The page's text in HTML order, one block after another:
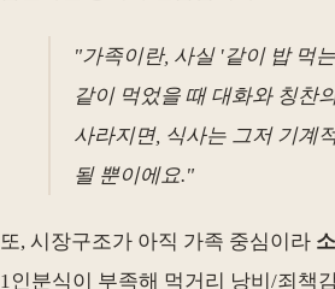
"가족이란, 사실 '같이 밥 먹
같이 먹었을 때 대화와 칭찬
사라지면, 식사는 그저 기계
될 뿐이에요."
또, 시장구조가 아직 가족 중심이라
1인분식이 부족해 먹거리 낭비/죄책